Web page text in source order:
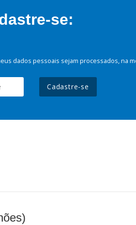
se:
dados pessoais sejam processados, na
Cadastre-se